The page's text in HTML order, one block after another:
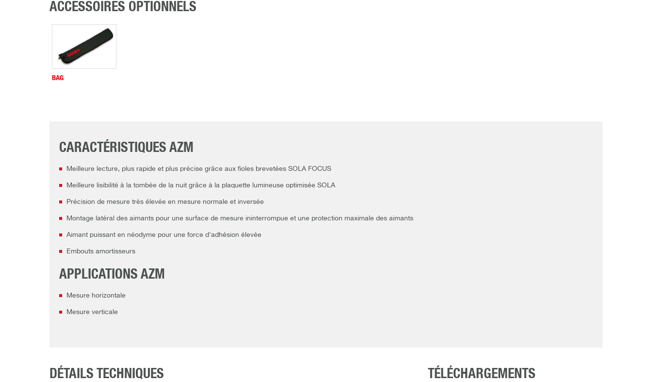
ACCESSOIRES OPTIONNELS
BAG
CARACTÉRISTIQUES AZM
Meilleure lecture, plus rapide et plus précise grâce aux fioles brevetées SOLA FOCUS
Meilleure lisibilité à la tombée de la nuit grâce à la plaquette lumineuse optimisée SOLA
Précision de mesure très élevée en mesure normale et inversée
Montage latéral des aimants pour une surface de mesure ininterrompue et une protection maximale des aimants
Aimant puissant en néodyme pour une force d'adhésion élevée
Embouts amortisseurs
APPLICATIONS AZM
Mesure horizontale
Mesure verticale
DÉTAILS TECHNIQUES TÉLÉCHARGEMENTS